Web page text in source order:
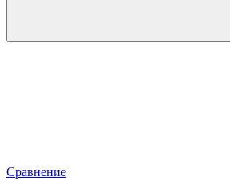
Сравнение